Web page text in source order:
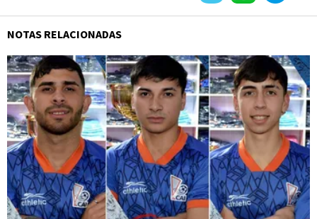
NOTAS RELACIONADAS